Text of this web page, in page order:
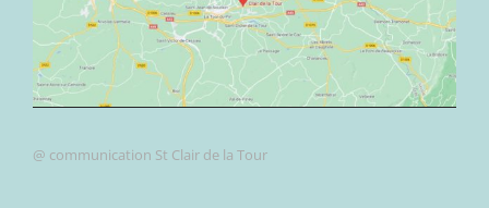
@ communication St Clair de la Tour